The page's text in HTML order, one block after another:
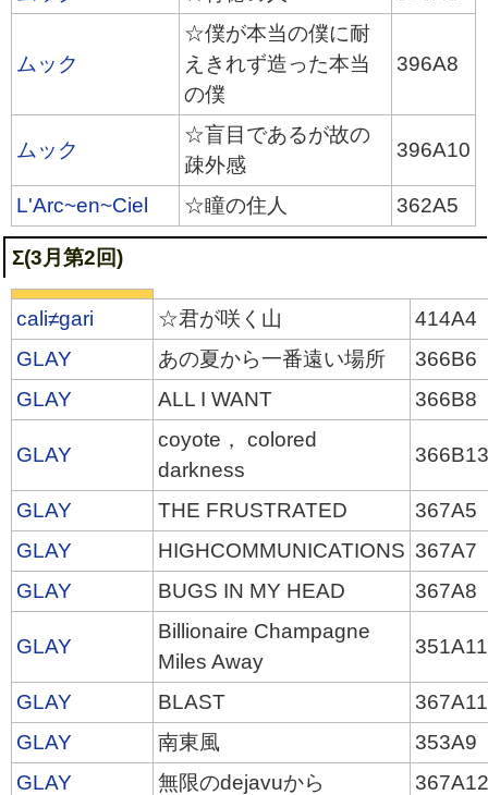
ムック
☆僕が本当の僕に耐
えきれず造った本当
の僕
396A8
ムック
☆盲目であるが故の
疎外感
396A10
L'Arc~en~Ciel ☆瞳の住人 362A5
Σ(3月第2回)
cali≠gari ☆君が咲く山
414A4
GLAY
あの夏から一番遠い場所
366B6
GLAY
ALL I WANT 366B8
GLAY
coyote， colored
darkness
GLAY THE FRUSTRATED
367A5
GLAY
HIGHCOMMUNICATIONS 367A7
GLAY
BUGS IN MY HEAD 367A8
GLAY
Billionaire Champagne
Miles Away
351A11
GLAY BLAST
367A11
GLAY
南東風
353A9
GLAY
無限のdejavuから